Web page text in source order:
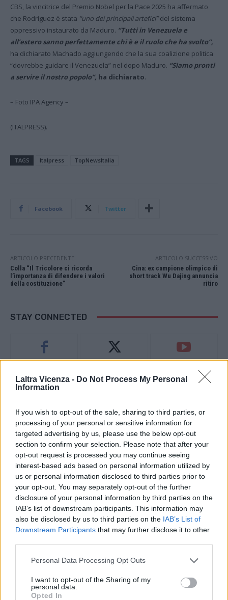
Laltra Vicenza - Do Not Process My Personal
Information
If you wish to opt-out of the sale, sharing to third parties, or
processing of your personal or sensitive information for
targeted advertising by us, please use the below opt-out
section to confirm your selection. Please note that after your
opt-out request is processed you may continue seeing
interest-based ads based on personal information utilized by
us or personal information disclosed to third parties prior to
your opt-out. You may separately opt-out of the further
disclosure of your personal information by third parties on the
IAB’s list of downstream participants. This information may
also be disclosed by us to third parties on the IAB’s List of
Downstream Participants that may further disclose it to other
Personal Data Processing Opt Outs
I want to opt-out of the Sharing of my
personal data.
Opted In
CBS, la vincitrice del Premio Nobel per la Pace 2025 ha affermato
che Rodríguez è stata “uno dei principali artefici”del sistema
oppressivo instaurato da Maduro. “Tutti in Venezuela e
all’estero sanno perfettamente chi è e il ruolo che ha svolto”,
ha dichiarato Machado aggiungendo che la sua coalizione politica
“dovrebbe guidare il Venezuela” nel dopo Maduro. “Siamo pronti
a servire il nostro popolo”, ha dichiarato.
– Foto IPA Agency –
(ITALPRESS).
TAGS Italpress TopNewsItalia
Facebook Twitter
ARTICOLO PRECEDENTE
Colla “Il Tricolore ci ricorda
l’importanza di difendere i valori
della costituzione”
ARTICOLO SUCCESSIVO
Cina: ex campione olimpico di
short track Wu Dajing annuncia
ritiro
STAY CONNECTED
9,253
Fans
3,533
Follower
2,652
Iscritti
- Advertisement -
- Advertisement -
- Advertisement -
ULTIMI ARTICOLI
Montecchio Maggiore, al Castello di
Romeo arrivano “Le nozze di Figaro” di
Mozart per Vicenza in Lirica